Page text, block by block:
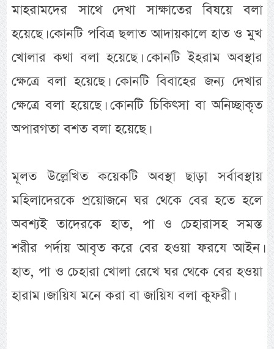
মাহরামদের সাথে দেখা সাক্ষাতের বিষয়ে বলা
হয়েছে। কোনটি পবিত্র ছলাত আদায়কালে হাত ও মুখ
খোলার কথা বলা হয়েছে। কোনটি ইহরাম অবস্থার
ক্ষেত্রে বলা হয়েছে। কোনটি বিবাহের জন্য দেখার
ক্ষেত্রে বলা হয়েছে। কোনটি চিকিৎসা বা অনিচ্ছাকৃত
অপারগতা বশত বলা হয়েছে।
মূলত উল্লেখিত কয়েকটি অবস্থা ছাড়া সর্বাবস্থায়
মহিলাদেরকে প্রয়োজনে ঘর থেকে বের হতে হলে
অবশ্যই তাদেরকে হাত, পা ও চেহারাসহ সমস্ত
শরীর পর্দায় আবৃত করে বের হওয়া ফরযে আইন।
হাত, পা ও চেহারা খোলা রেখে ঘর থেকে বের হওয়া
হারাম। জায়িয মনে করা বা জায়িয বলা কুফরী।